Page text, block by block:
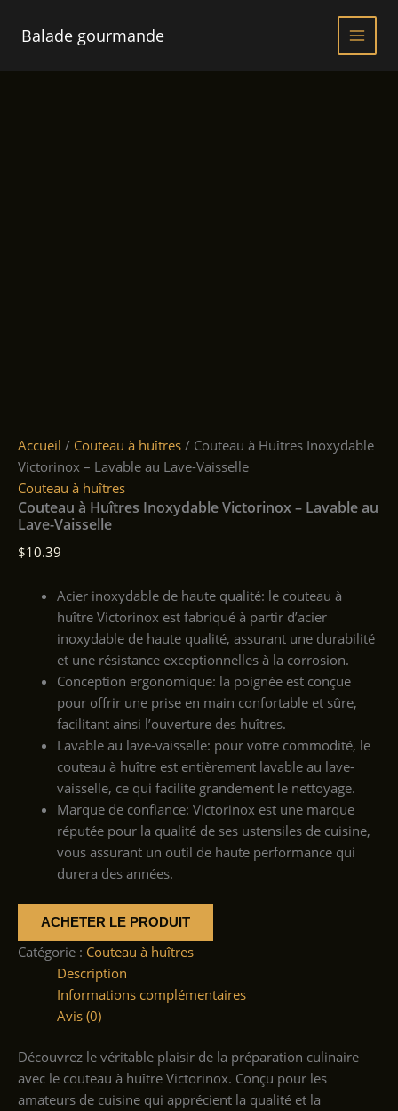
Balade gourmande
Accueil / Couteau à huîtres / Couteau à Huîtres Inoxydable
Victorinox – Lavable au Lave-Vaisselle
Couteau à huîtres
Couteau à Huîtres Inoxydable Victorinox – Lavable au
Lave-Vaisselle
$10.39
Acier inoxydable de haute qualité: le couteau à
huître Victorinox est fabriqué à partir d’acier
inoxydable de haute qualité, assurant une durabilité
et une résistance exceptionnelles à la corrosion.
Conception ergonomique: la poignée est conçue
pour offrir une prise en main confortable et sûre,
facilitant ainsi l’ouverture des huîtres.
Lavable au lave-vaisselle: pour votre commodité, le
couteau à huître est entièrement lavable au lave-
vaisselle, ce qui facilite grandement le nettoyage.
Marque de confiance: Victorinox est une marque
réputée pour la qualité de ses ustensiles de cuisine,
vous assurant un outil de haute performance qui
durera des années.
ACHETER LE PRODUIT
Catégorie : Couteau à huîtres
Description
Informations complémentaires
Avis (0)
Découvrez le véritable plaisir de la préparation culinaire
avec le couteau à huître Victorinox. Conçu pour les
amateurs de cuisine qui apprécient la qualité et la